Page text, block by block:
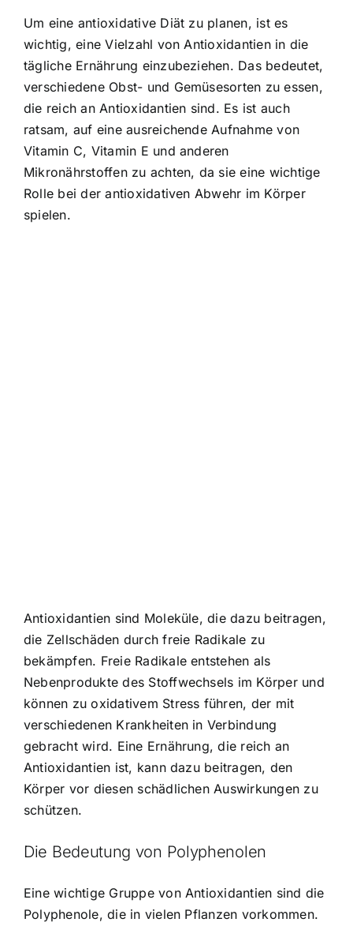
Um eine antioxidative Diät zu planen, ist es
wichtig, eine Vielzahl von Antioxidantien in die
tägliche Ernährung einzubeziehen. Das bedeutet,
verschiedene Obst- und Gemüsesorten zu essen,
die reich an Antioxidantien sind. Es ist auch
ratsam, auf eine ausreichende Aufnahme von
Vitamin C, Vitamin E und anderen
Mikronährstoffen zu achten, da sie eine wichtige
Rolle bei der antioxidativen Abwehr im Körper
spielen.
Antioxidantien sind Moleküle, die dazu beitragen,
die Zellschäden durch freie Radikale zu
bekämpfen. Freie Radikale entstehen als
Nebenprodukte des Stoffwechsels im Körper und
können zu oxidativem Stress führen, der mit
verschiedenen Krankheiten in Verbindung
gebracht wird. Eine Ernährung, die reich an
Antioxidantien ist, kann dazu beitragen, den
Körper vor diesen schädlichen Auswirkungen zu
schützen.
Die Bedeutung von Polyphenolen
Eine wichtige Gruppe von Antioxidantien sind die
Polyphenole, die in vielen Pflanzen vorkommen.